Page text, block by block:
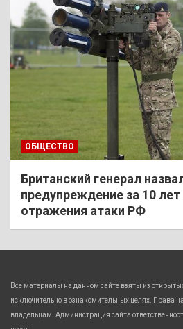
ОБЩЕСТВО
Британский генерал
предупреждение за 10
отражения атаки РФ
Все материалы на данном сайте взяты из
исключительно в ознакомительных целях. Права
владельцам. Администрация сайта